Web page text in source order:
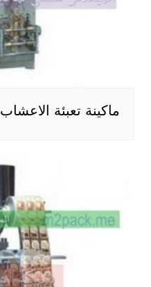
ماكينة تعبئة الاعشاب